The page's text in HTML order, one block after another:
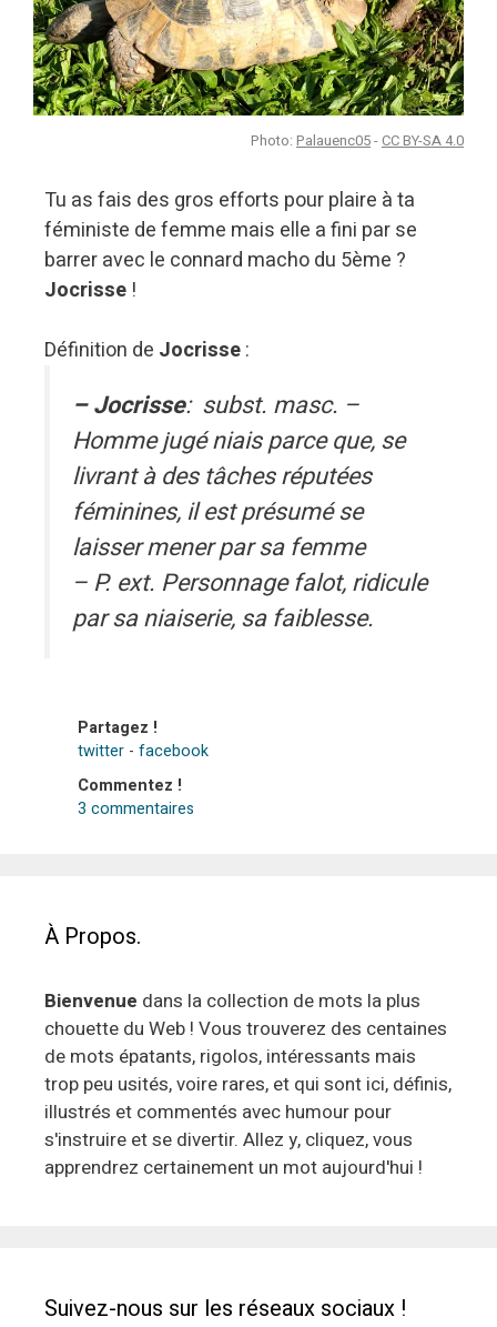
Photo: Palauenc05- CC BY-SA 4.0
Tu as fais des gros efforts pour plaire à ta
féministe de femme mais elle a fini par se
barrer avec le connard macho du 5ème ?
Jocrisse !
Définition de Jocrisse:
–Jocrisse: subst. masc. –
Homme jugé niais parce que, se
livrant à des tâches réputées
féminines, il est présumé se
laisser mener par sa femme
– P. ext. Personnage falot, ridicule
par sa niaiserie, sa faiblesse.
Partagez !
twitter - facebook
Commentez !
3 commentaires
À Propos.
Bienvenue dans la collection de mots la plus
chouette du Web ! Vous trouverez des centaines
de mots épatants, rigolos, intéressants mais
trop peu usités, voire rares, et qui sont ici, définis,
illustrés et commentés avec humour pour
s'instruire et se divertir. Allez y, cliquez, vous
apprendrez certainement un mot aujourd'hui !
Suivez-nous sur les réseaux sociaux !